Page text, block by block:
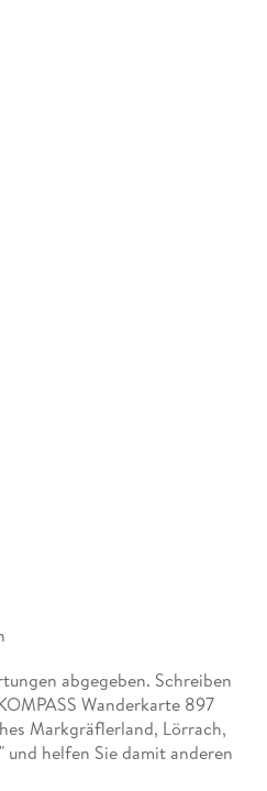
abgegeben. Schreiben
Wanderkarte 897
Markgräflerland, Lörrach,
und helfen Sie damit anderen